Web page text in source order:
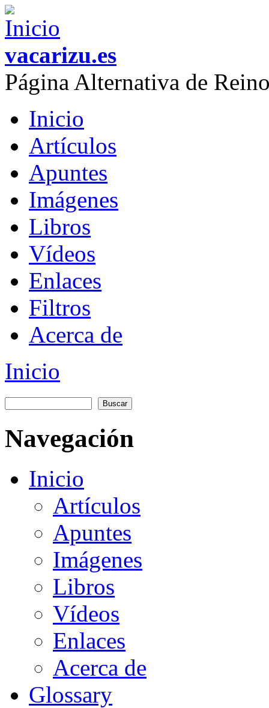
Skip to main content
vacarizu.es
Página Alternativa de
Main menu
Inicio
Artículos
Apuntes
Imágenes
Libros
Vídeos
Enlaces
Filtros
Acerca de
You are here
Inicio
Formulario de búsqueda
Navegación
Inicio
Artículos
Apuntes
Imágenes
Libros
Vídeos
Enlaces
Acerca de
Glossary